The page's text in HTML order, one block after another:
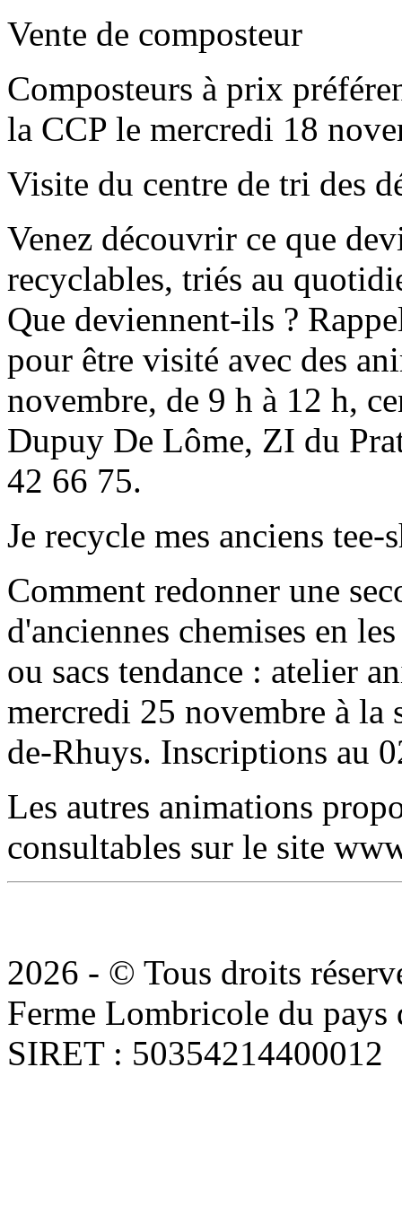
Vente de composteur
Composteurs à prix
la CCP le mercredi 18
Visite du centre de tri des
Venez découvrir ce que
recyclables, triés au
Que deviennent-ils ?
pour être visité avec des
novembre, de 9 h à 12 h,
Dupuy De Lôme, ZI du
42 66 75.
Je recycle mes anciens tee-
Comment redonner une
d'anciennes chemises en
ou sacs tendance : atelier
mercredi 25 novembre à la
de-Rhuys. Inscriptions au
Les autres animations
consultables sur le site
2026 - © Tous droits
Ferme Lombricole du pays
SIRET : 50354214400012